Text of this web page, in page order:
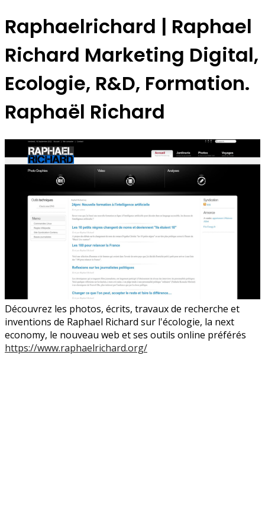
Rap­hael­ri­chard | Raphael
Richard Marketing Digital,
Ecologie, R&D, Formation.
Raphaël Richard
Découvrez les photos, écrits, travaux de recherche et
inventions de Raphael Richard sur l'écologie, la next
economy, le nouveau web et ses outils online préférés
https://www.raphaelrichard.org/